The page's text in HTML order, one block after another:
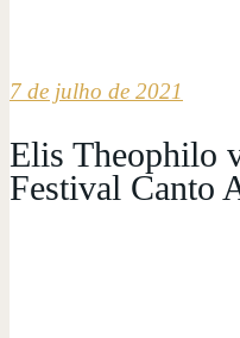
7 de julho de 2021
Elis Theophilo
Festival Canto